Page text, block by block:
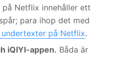
Netflix innehåller ett
para ihop det med
på Netflix.
iQIYI-appen. Båda är